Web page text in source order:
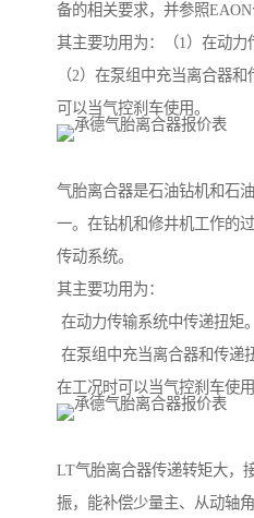
备的相关要求，并参照EAON
其主要功用为：（1）在动力
（2）在泵组中充当离合器
可以当气控刹车使用。
气胎离合器是石油钻机和石
一。在钻机和修井机工作的
传动系统。
其主要功用为：
在动力传输系统中传递扭矩。
在泵组中充当离合器和传递
在工况时可以当气控刹车使用
LT气胎离合器传递转矩大，
振，能补偿少量主、从动轴